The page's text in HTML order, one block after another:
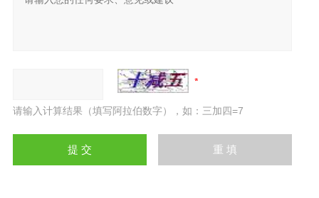
请输入计算结果（填写阿拉伯数字），如：三加四=7